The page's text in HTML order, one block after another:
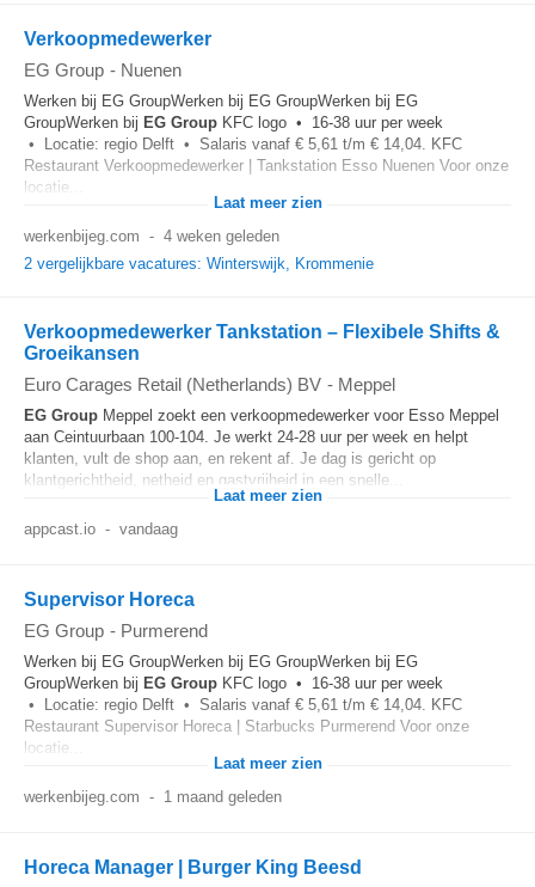
Verkoopmedewerker
EG Group - Nuenen
Werken bij EG GroupWerken bij EG GroupWerken bij EG
GroupWerken bij EG Group KFC logo • 16-38 uur per week
• Locatie: regio Delft • Salaris vanaf € 5,61 t/m € 14,04. KFC
Restaurant Verkoopmedewerker | Tankstation Esso Nuenen Voor onze
locatie...
Laat meer zien
werkenbijeg.com - 4 weken geleden
2 vergelijkbare vacatures: Winterswijk, Krommenie
Verkoopmedewerker Tankstation – Flexibele Shifts &
Groeikansen
Euro Carages Retail (Netherlands) BV - Meppel
EG Group Meppel zoekt een verkoopmedewerker voor Esso Meppel
aan Ceintuurbaan 100-104. Je werkt 24-28 uur per week en helpt
klanten, vult de shop aan, en rekent af. Je dag is gericht op
klantgerichtheid, netheid en gastvrijheid in een snelle...
Laat meer zien
appcast.io - vandaag
Supervisor Horeca
EG Group - Purmerend
Werken bij EG GroupWerken bij EG GroupWerken bij EG
GroupWerken bij EG Group KFC logo • 16-38 uur per week
• Locatie: regio Delft • Salaris vanaf € 5,61 t/m € 14,04. KFC
Restaurant Supervisor Horeca | Starbucks Purmerend Voor onze
locatie...
Laat meer zien
werkenbijeg.com - 1 maand geleden
Horeca Manager | Burger King Beesd